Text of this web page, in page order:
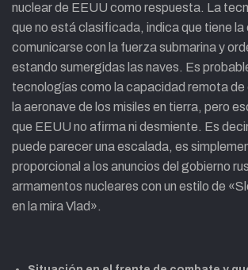
nuclear de EEUU como respuesta. La
que no está clasificada, indica que tiene
comunicarse con la fuerza submarina y
estando sumergidas las naves. Es
tecnologías como la capacidad remota de
la aeronave de los misiles en tierra, pero
que EEUU no afirma ni desmiente. Es
puede parecer una escalada, es
proporcional a los anuncios del gobierno
armamentos nucleares con un estilo de
en la mira Vlad».